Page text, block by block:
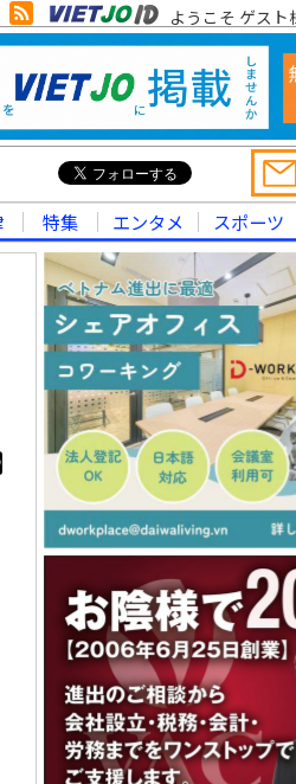
ようこそ ゲスト
特集 エンタメ スポーツ